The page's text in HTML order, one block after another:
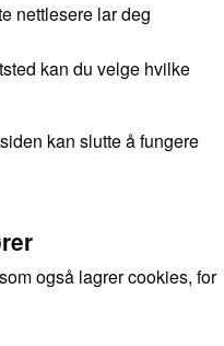
nettlesere lar deg
kan du velge hvilke
kan slutte å fungere
også lagrer cookies, for